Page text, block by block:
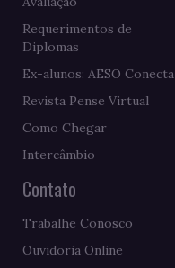
Requerimentos de
Diplomas
Ex-alunos: AESO Conecta
Revista Pense Virtual
Como Chegar
Intercâmbio
Contato
Trabalhe Conosco
Ouvidoria Online